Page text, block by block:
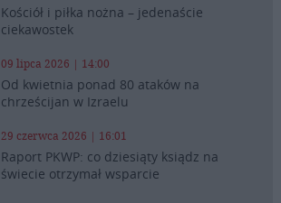
Kościół i piłka nożna – jedenaście
ciekawostek
09 lipca 2026 | 14:00
Od kwietnia ponad 80 ataków na
chrześcijan w Izraelu
29 czerwca 2026 | 16:01
Raport PKWP: co dziesiąty ksiądz na
świecie otrzymał wsparcie